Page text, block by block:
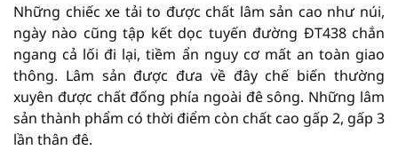
Những chiếc xe tải to được chất lâm sản cao như núi,
ngày nào cũng tập kết dọc tuyến đường ĐT438 chắn
ngang cả lối đi lại, tiềm ẩn nguy cơ mất an toàn giao
thông. Lâm sản được đưa về đây chế biến thường
xuyên được chất đống phía ngoài đê sông. Những lâm
sản thành phẩm có thời điểm còn chất cao gấp 2, gấp 3
lần thân đê.